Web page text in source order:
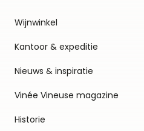
Wijnwinkel
Kantoor & expeditie
Nieuws & inspiratie
Vinée Vineuse magazine
Historie